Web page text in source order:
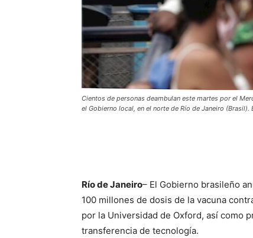
Cientos de personas deambulan este martes por el
el Gobierno local, en el norte de Río de Janeiro (Brasil).
Río de Janeiro– El Gobierno brasileño
100 millones de dosis de la vacuna
por la Universidad de Oxford, así como
transferencia de tecnología.